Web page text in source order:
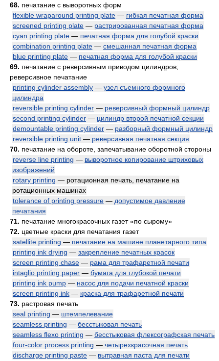
68. печатание с выворотных форм
flexible wraparound printing plate — гибкая печатная форма
screened printing plate — растрированная печатная форма
cyan printing plate — печатная форма для голубой краски
combination printing plate — смешанная печатная форма
blue printing plate — печатная форма для голубой краски
69. печатание с реверсивным приводом цилиндров;
реверсивное печатание
printing cylinder assembly — узел съемного формного
цилиндра
reversible printing cylinder — реверсивный формный цилиндр
second printing cylinder — цилиндр второй печатной секции
demountable printing cylinder — разборный формный цилиндр
reversible printing unit — реверсивная печатная секция
70. печатание на обороте, запечатывание оборотной стороны
reverse line printing — выворотное копирование штриховых
изображений
rotary printing — ротационная печать, печатание на
ротационных машинах
tolerance of printing pressure — допустимое давление
печатания
71. печатание многокрасочных газет «по сырому»
72. цветные краски для печатания газет
satellite printing — печатание на машине планетарного типа
printing ink drying — закрепление печатных красок
screen printing chase — рама для трафаретной печати
intaglio printing paper — бумага для глубокой печати
printing ink pump — насос для подачи печатной краски
screen printing ink — краска для трафаретной печати
73. растровая печать
seal printing — штемпелевание
seamless printing — бесстыковая печать
seamless flexo printing — бесстыковая флексографская печать
four-color process printing — четырехкрасочная печать
discharge printing paste — вытравная паста для печати